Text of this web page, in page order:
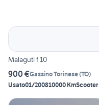
Malaguti f 10
900 €Gassino Torinese(TO)
Usato01/200810000 KmScooter